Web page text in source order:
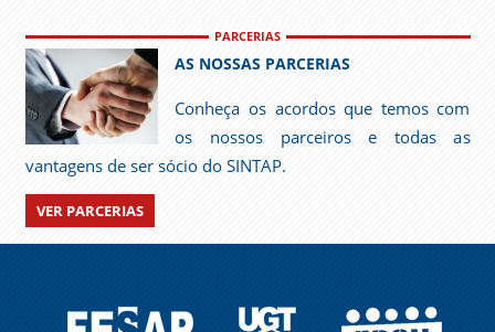
PARCERIAS
AS NOSSAS PARCERIAS
Conheça os acordos que temos com
os nossos parceiros e todas as
vantagens de ser sócio do SINTAP.
VER PARCERIAS
FESAP UGT EPSU